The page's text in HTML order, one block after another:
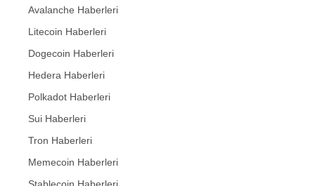
Avalanche Haberleri
Litecoin Haberleri
Dogecoin Haberleri
Hedera Haberleri
Polkadot Haberleri
Sui Haberleri
Tron Haberleri
Memecoin Haberleri